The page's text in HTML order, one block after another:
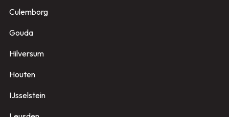
Culemborg
Gouda
Hilversum
Houten
IJsselstein